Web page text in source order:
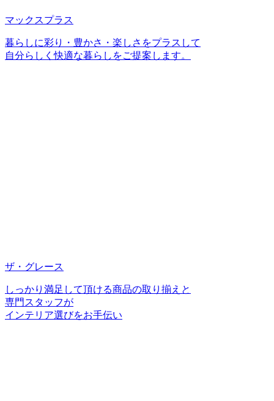
マックスプラス
暮らしに彩り・豊かさ・楽しさをプラスして
自分らしく快適な暮らしをご提案します。
ザ・グレース
しっかり満足して頂ける商品の取り揃えと
専門スタッフが
インテリア選びをお手伝い